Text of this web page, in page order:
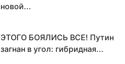
новой...
ЭТОГО БОЯЛИСЬ ВСЕ! Путин
загнан в угол: гибридная...